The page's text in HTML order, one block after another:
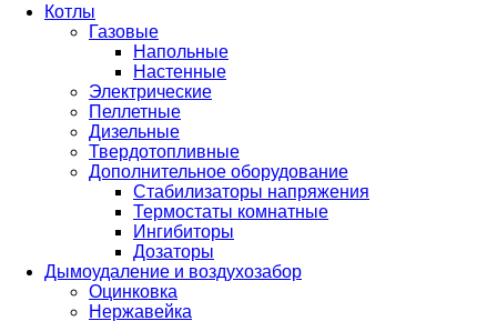
Котлы
Газовые
Напольные
Настенные
Электрические
Пеллетные
Дизельные
Твердотопливные
Дополнительное оборудование
Стабилизаторы напряжения
Термостаты комнатные
Ингибиторы
Дозаторы
Дымоудаление и воздухозабор
Оцинковка
Нержавейка